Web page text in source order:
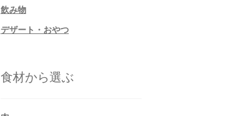
飲み物
デザート・おやつ
食材から選ぶ